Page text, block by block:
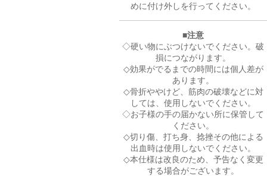
めに付け外しを行ってください。
■注意
◇硬い物にぶつけないでください。破
損につながります。
◇効果がでるまでの時間には個人差が
あります。
◇骨折ややけど、筋肉の破壊などに対
しては、使用しないでください。
◇お子様の手の届かない所に保管して
ください。
◇切り傷、打ち身、捻挫その他による
出血時は使用しないでください。
◇本仕様は改良のため、予告なく変更
する場合がございます。